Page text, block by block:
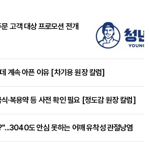
고객 대상 프로모션 전개
계속 아픈 이유 [차기용 원장 칼럼]
·복용약 등 사전 확인 필요 [정도감 원장 칼럼]
도 안심 못하는 어깨 유착성 관절낭염